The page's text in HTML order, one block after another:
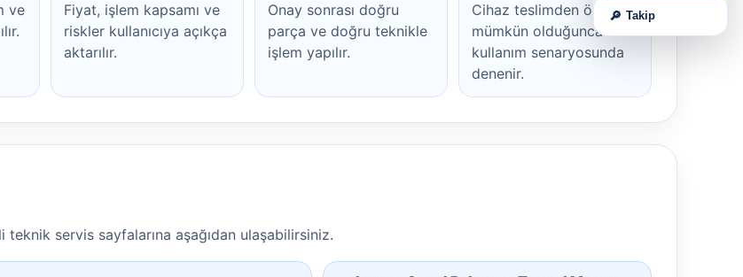
ve
Fiyat, işlem kapsamı ve
riskler kullanıcıya açıkça
aktarılır.
Onay sonrası doğru
parça ve doğru teknikle
işlem yapılır.
Cihaz teslimden önce
mümkün olduğunca
kullanım senaryosunda
denenir.
servis sayfalarına aşağıdan ulaşabilirsiniz.
🔎 Takip